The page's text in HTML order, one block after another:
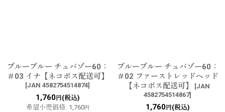
ブルーブルー チュパゾー60：
＃03 イナ【ネコポス配送可】
[JAN 4582754514874]
1,760円(税込)
希望小売価格: 1,760円
ブルーブルー チュパゾー60：
＃02 ファーストレッドヘッド
【ネコポス配送可】
[JAN
4582754514867]
1,760円(税込)